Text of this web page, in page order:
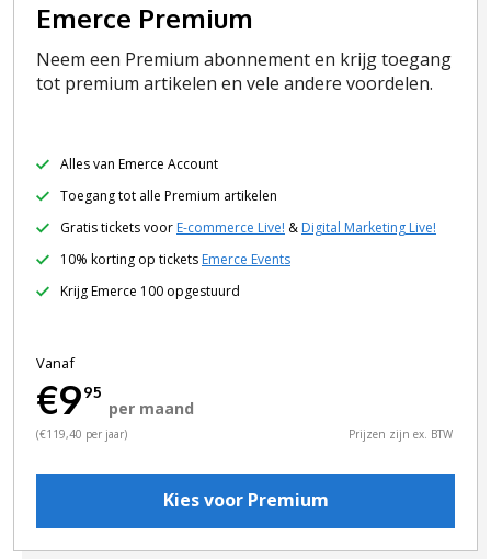
Emerce Premium
Neem een Premium abonnement en krijg toegang
tot premium artikelen en vele andere voordelen.
Alles van Emerce Account
Toegang tot alle Premium artikelen
Gratis tickets voor E-commerce Live! & Digital Marketing Live!
10% korting op tickets Emerce Events
Krijg Emerce 100 opgestuurd
Vanaf
€995
per maand
(€119,40 per jaar) Prijzen zijn ex. BTW
Kies voor Premium